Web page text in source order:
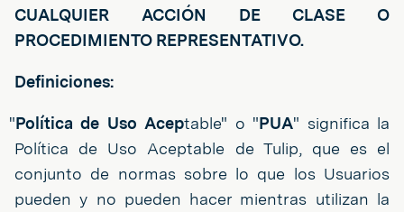
CUALQUIER ACCIÓN DE CLASE O
PROCEDIMIENTO REPRESENTATIVO.
Definiciones:
"Política de Uso Aceptable" o "PUA" significa la
Política de Uso Aceptable de Tulip, que es el
conjunto de normas sobre lo que los Usuarios
pueden y no pueden hacer mientras utilizan la